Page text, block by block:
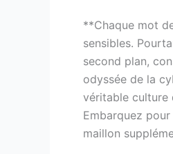
**Chaque mot
sensibles.
second plan,
odyssée de la
véritable culture
Embarquez
maillon